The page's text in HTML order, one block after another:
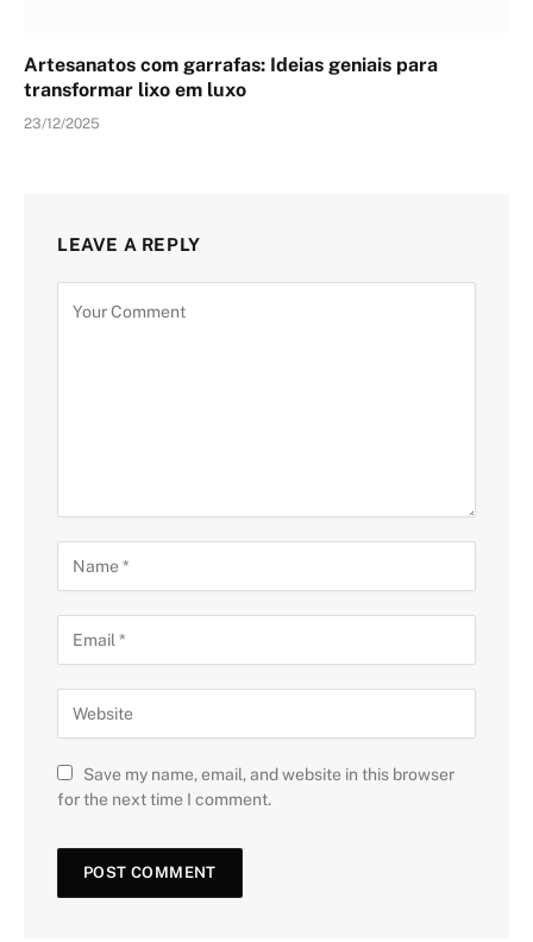
Artesanatos com garrafas: Ideias geniais para
transformar lixo em luxo
23/12/2025
LEAVE A REPLY
Save my name, email, and website in this browser
for the next time I comment.